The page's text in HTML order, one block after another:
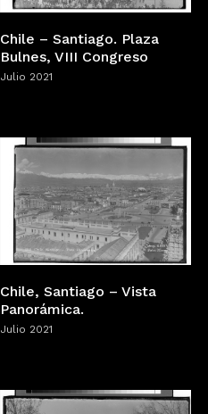
Chile – Santiago. Plaza
Bulnes, VIII Congreso
Julio 2021
Chile, Santiago – Vista
Panorámica.
Julio 2021